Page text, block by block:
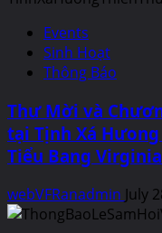
Events
Sinh Hoạt
Thông Báo
Thư Mời và
tại Tịnh Xá
Tiểu Bang Virginia
webVFRanadmin July